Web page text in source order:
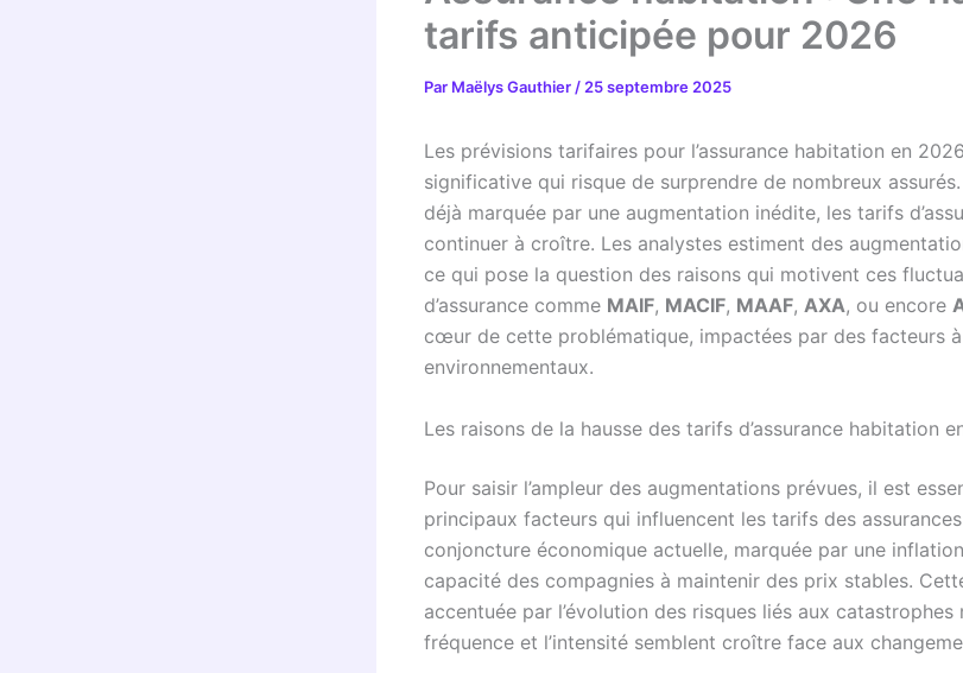
tarifs anticipée pour 2026
Par Maëlys Gauthier / 25 septembre 2025
Les prévisions tarifaires pour l’assurance habitation en
significative qui risque de surprendre de nombreux
déjà marquée par une augmentation inédite, les tarifs
continuer à croître. Les analystes estiment des
ce qui pose la question des raisons qui motivent ces
d’assurance comme MAIF, MACIF, MAAF, AXA, ou encore
cœur de cette problématique, impactées par des facteurs
environnementaux.
Les raisons de la hausse des tarifs d’assurance habitation
Pour saisir l’ampleur des augmentations prévues, il est
principaux facteurs qui influencent les tarifs des
conjoncture économique actuelle, marquée par une
capacité des compagnies à maintenir des prix stables.
accentuée par l’évolution des risques liés aux catastrophes
fréquence et l’intensité semblent croître face aux